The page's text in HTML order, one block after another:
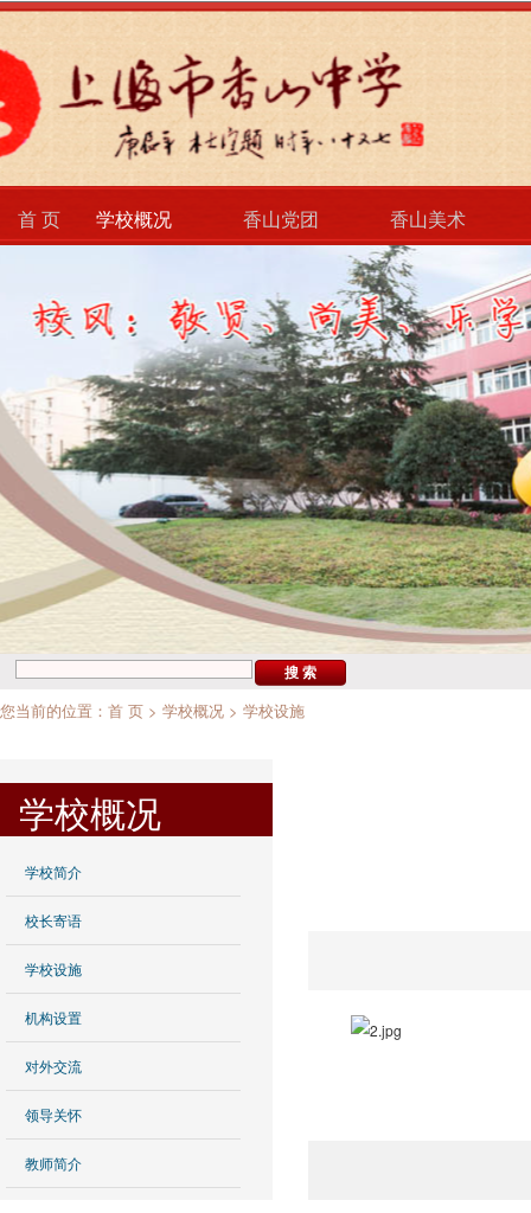
首 页 学校概况 香山党团 香山美术
您当前的位置： 首 页 > 学校概况 > 学校设施
学校概况
学校简介
校长寄语
学校设施
机构设置
对外交流
领导关怀
教师简介